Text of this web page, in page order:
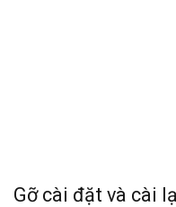
Gỡ cài đặt và cài